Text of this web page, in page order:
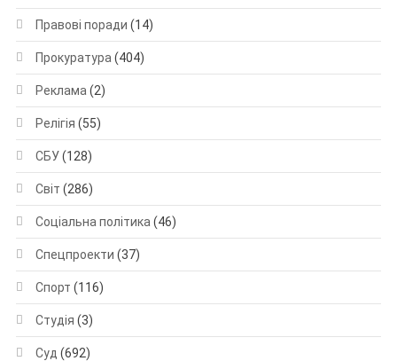
Правові поради (14)
Прокуратура (404)
Реклама (2)
Релігія (55)
СБУ(128)
Світ (286)
Соціальна політика (46)
Спецпроекти (37)
Спорт (116)
Студія (3)
Суд (692)